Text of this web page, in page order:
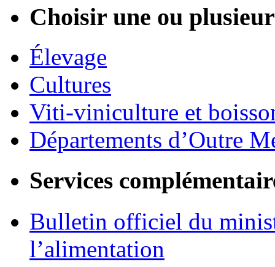
Choisir une ou
Élevage
Cultures
Viti-viniculture et
Départements d’Outre
Services
Bulletin officiel du
l’alimentation